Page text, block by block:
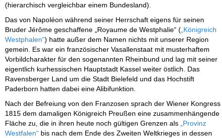
(hierarchisch vergleichbar einem Bundesland).
Das von Napoléon während seiner Herrschaft eigens für seinen
Bruder Jérôme geschaffene „Royaume de Westphalie“ („Königreich
Westphalen“) hatte außer dem Namen nichts mit unserer Region
gemein. Es war ein französischer Vasallenstaat mit musterhaftem
Vorbildcharakter für den sogenannten Rheinbund und lag mit seiner
eigentlich kurhessischen Hauptstadt Kassel weiter östlich. Das
Ravensberger Land um die Stadt Bielefeld und das Hochstift
Paderborn hatten dabei eine Alibifunktion.
Nach der Befreiung von den Franzosen sprach der Wiener Kongress
1815 dem damaligen Königreich Preußen eine zusammenhängende
Fläche zu, die in ihren heute noch gültigen Grenzen als „Provinz
Westfalen“ bis nach dem Ende des Zweiten Weltkrieges in dessen